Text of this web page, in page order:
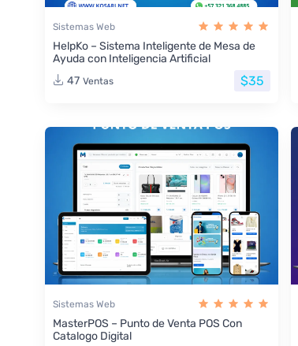
Sistemas Web
HelpKo – Sistema Inteligente de Mesa de
Ayuda con Inteligencia Artificial
47 Ventas $35
Sistemas Web
MasterPOS – Punto de Venta POS Con
Catalogo Digital